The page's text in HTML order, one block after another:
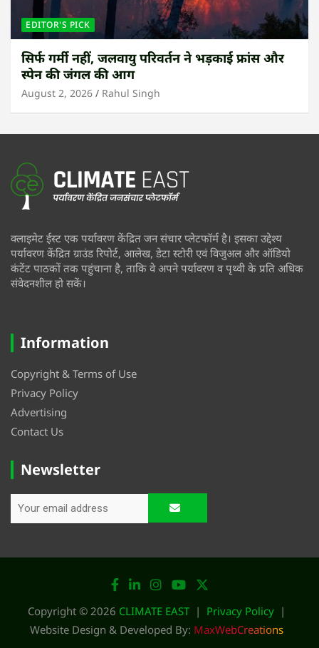
EDITOR'S PICK
सिर्फ गर्मी नहीं, जलवायु परिवर्तन ने भड़काई फ्रांस और
स्पेन की जंगल की आग
August 2, 2026 Rahul Singh
क्लाइमेट ईस्ट एक पर्यावरण केंद्रित जन संचार प्लेटफॉर्म है। इसका उद्देश्य
पर्यावरण केंद्रित ग्राउंड रिपोर्ट, आलेख, डेटा स्टोरी एवं विजुअल और ऑडियो
कंटेंट पाठकों तक पहुंचाना है, ताकि वे अपने पर्यावरण व पृथ्वी के प्रति अधिक
संवेदनशील हो सकें।
Information
Copyright & Terms of Use
Privacy Policy
Advertising
Contact Us
Newsletter
Copyright © 2026 CLIMATE EAST
Privacy Policy
Website Design & Developed By: MaxWebCreations